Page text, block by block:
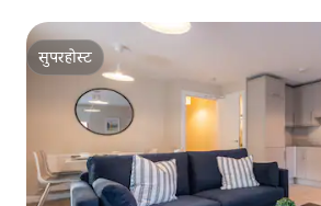
सुपरहोस्ट
सुपरहोस्ट